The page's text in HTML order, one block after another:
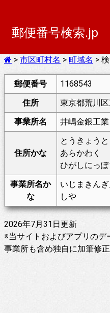
郵便番号検索.jp
> 市区町村名 > 町域名 >
郵便番号
1168543
住所
東京都荒川
事業所名
井嶋金銀工
住所かな
とうきょうと
あらかわく
ひがしにっぽ
事業所名か
な
いじまきん
しや
2026年7月31日更新
※当サイトおよびアプリのデ
事業所も含め独自に加筆修